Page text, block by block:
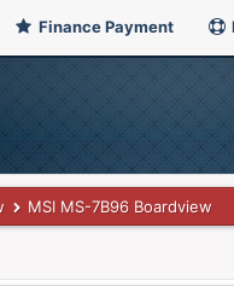
Finance Payment
MSI MS-7B96 Boardview